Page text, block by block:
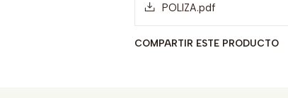
POLIZA.pdf
COMPARTIR ESTE PRODUCTO